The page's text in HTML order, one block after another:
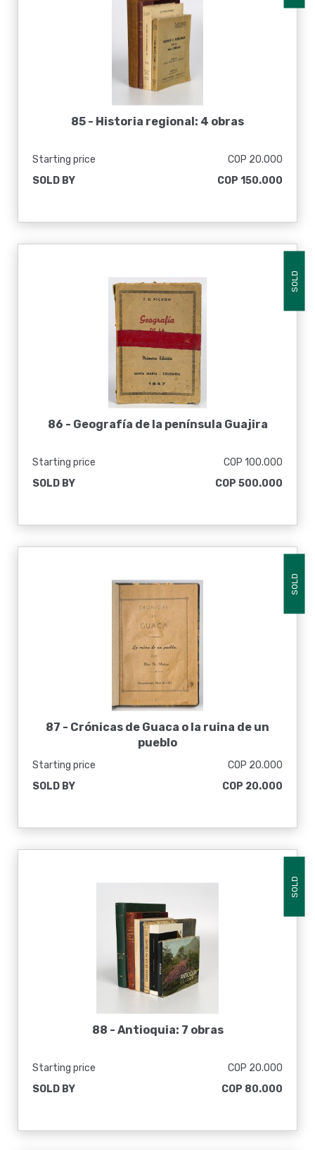
85 - Historia regional: 4 obras
Starting price
COP 20.000
SOLD BY
COP 150.000
SOLD
86 - Geografía de la península Guajira
Starting price
COP 100.000
SOLD BY
COP 500.000
SOLD
87 - Crónicas de Guaca o la ruina de un
pueblo
Starting price
COP 20.000
SOLD BY
COP 20.000
SOLD
88 - Antioquia: 7 obras
Starting price
COP 20.000
SOLD BY
COP 80.000